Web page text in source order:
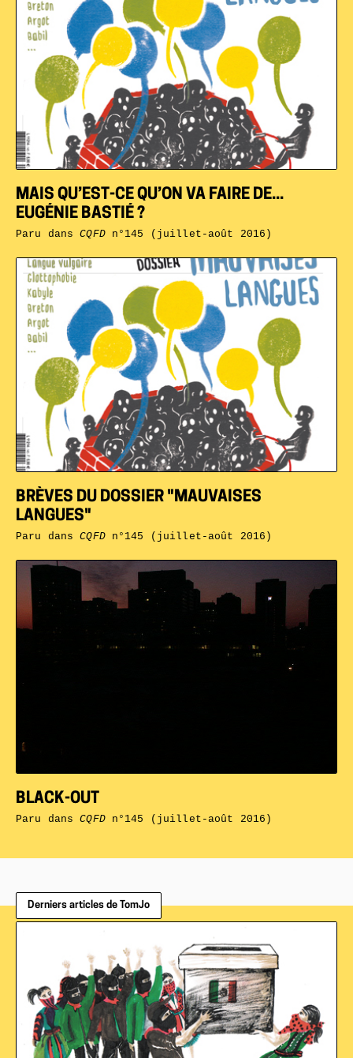
BLACK-OUT
Paru dansCQFDn°145 (juillet-août 2016)
BRÈVES DU DOSSIER "MAUVAISES
LANGUES"
Paru dansCQFDn°145 (juillet-août 2016)
MAIS QU’EST-CE QU’ON VA FAIRE DE...
EUGÉNIE BASTIÉ ?
Paru dansCQFDn°145 (juillet-août 2016)
Derniers articles de TomJo